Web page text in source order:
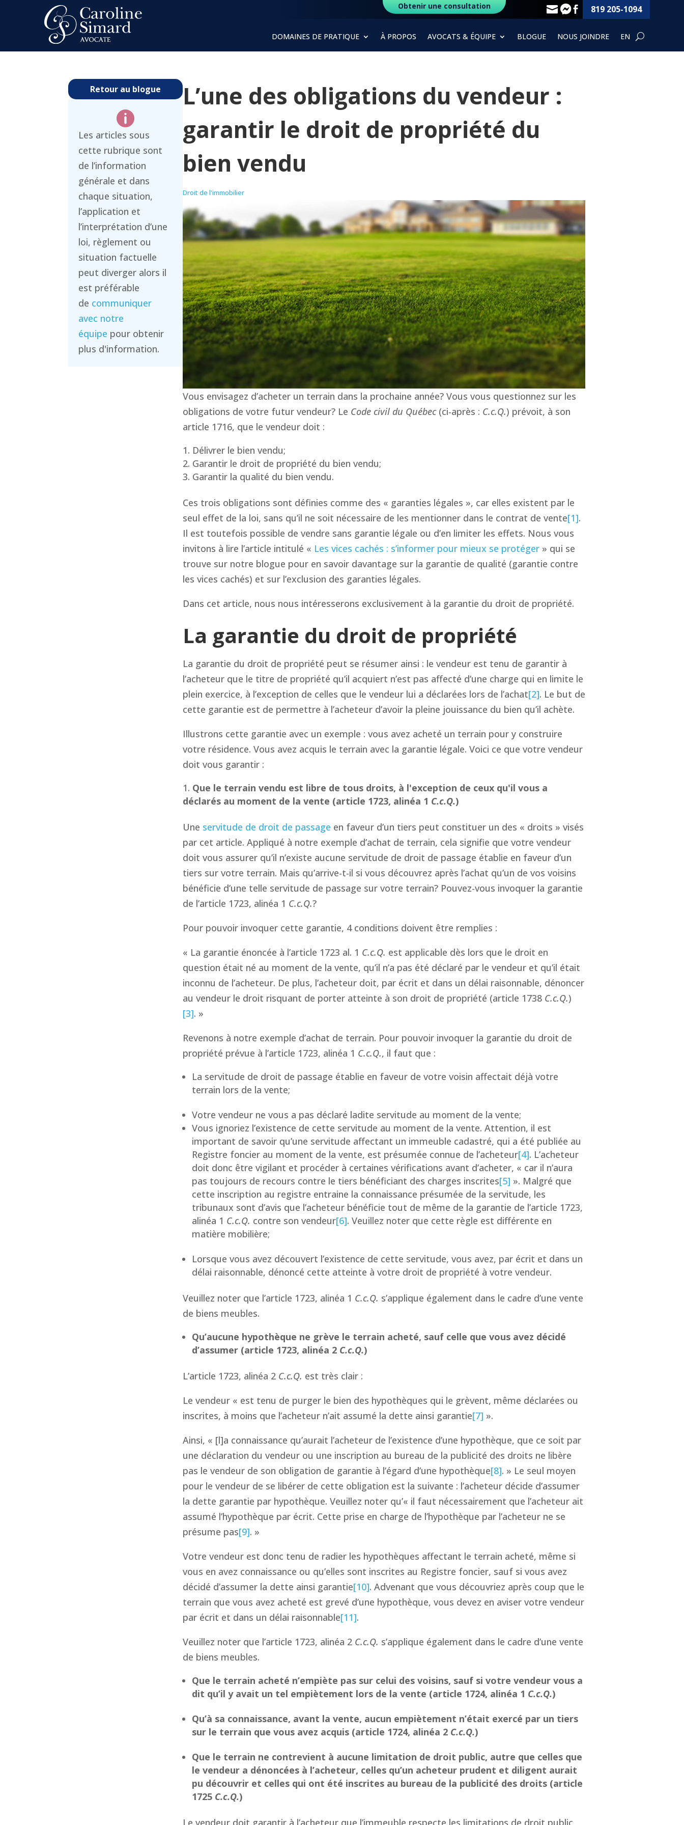
819 205-1094



Obtenir une consultation
DOMAINES DE PRATIQUE À PROPOS AVOCATS & ÉQUIPE BLOGUE NOUS JOINDRE EN
Retour au blogue

Les articles sous
cette rubrique sont
de l’information
générale et dans
chaque situation,
l’application et
l’interprétation d’une
loi, règlement ou
situation factuelle
peut diverger alors il
est préférable
de communiquer
avec notre
équipe pour obtenir
plus d'information.
L’une des obligations du vendeur :
garantir le droit de propriété du
bien vendu
Droit de l'immobilier
Vous envisagez d’acheter un terrain dans la prochaine année? Vous vous questionnez sur les
obligations de votre futur vendeur? Le Code civil du Québec(ci-après : C.c.Q.) prévoit, à son
article 1716, que le vendeur doit :
Délivrer le bien vendu;
Garantir le droit de propriété du bien vendu;
Garantir la qualité du bien vendu.
Ces trois obligations sont définies comme des « garanties légales », car elles existent par le
seul effet de la loi, sans qu’il ne soit nécessaire de les mentionner dans le contrat de vente[1].
Il est toutefois possible de vendre sans garantie légale ou d’en limiter les effets. Nous vous
invitons à lire l’article intitulé « Les vices cachés : s’informer pour mieux se protéger» qui se
trouve sur notre blogue pour en savoir davantage sur la garantie de qualité (garantie contre
les vices cachés) et sur l’exclusion des garanties légales.
Dans cet article, nous nous intéresserons exclusivement à la garantie du droit de propriété.
La garantie du droit de propriété
La garantie du droit de propriété peut se résumer ainsi : le vendeur est tenu de garantir à
l’acheteur que le titre de propriété qu’il acquiert n’est pas affecté d’une charge qui en limite le
plein exercice, à l’exception de celles que le vendeur lui a déclarées lors de l’achat[2]. Le but de
cette garantie est de permettre à l’acheteur d’avoir la pleine jouissance du bien qu’il achète.
Illustrons cette garantie avec un exemple : vous avez acheté un terrain pour y construire
votre résidence. Vous avez acquis le terrain avec la garantie légale. Voici ce que votre vendeur
doit vous garantir :
Que le terrain vendu est libre de tous droits, à l'exception de ceux qu'il vous a
déclarés au moment de la vente (article 1723, alinéa 1 C.c.Q.)
Une servitude de droit de passage en faveur d’un tiers peut constituer un des « droits » visés
par cet article. Appliqué à notre exemple d’achat de terrain, cela signifie que votre vendeur
doit vous assurer qu’il n’existe aucune servitude de droit de passage établie en faveur d’un
tiers sur votre terrain. Mais qu’arrive-t-il si vous découvrez après l’achat qu’un de vos voisins
bénéficie d’une telle servitude de passage sur votre terrain? Pouvez-vous invoquer la garantie
de l’article 1723, alinéa 1 C.c.Q.?
Pour pouvoir invoquer cette garantie, 4 conditions doivent être remplies :
« La garantie énoncée à l’article 1723 al. 1 C.c.Q. est applicable dès lors que le droit en
question était né au moment de la vente, qu’il n’a pas été déclaré par le vendeur et qu’il était
inconnu de l’acheteur. De plus, l’acheteur doit, par écrit et dans un délai raisonnable, dénoncer
au vendeur le droit risquant de porter atteinte à son droit de propriété (article 1738 C.c.Q.)
[3]. »
Revenons à notre exemple d’achat de terrain. Pour pouvoir invoquer la garantie du droit de
propriété prévue à l’article 1723, alinéa 1 C.c.Q., il faut que :
La servitude de droit de passage établie en faveur de votre voisin affectait déjà votre
terrain lors de la vente;
Votre vendeur ne vous a pas déclaré ladite servitude au moment de la vente;
Vous ignoriez l’existence de cette servitude au moment de la vente. Attention, il est
important de savoir qu’une servitude affectant un immeuble cadastré, qui a été publiée au
Registre foncier au moment de la vente, est présumée connue de l’acheteur[4]. L’acheteur
doit donc être vigilant et procéder à certaines vérifications avant d’acheter, « car il n’aura
pas toujours de recours contre le tiers bénéficiant des charges inscrites[5] ». Malgré que
cette inscription au registre entraine la connaissance présumée de la servitude, les
tribunaux sont d’avis que l’acheteur bénéficie tout de même de la garantie de l’article 1723,
alinéa 1 C.c.Q. contre son vendeur[6]. Veuillez noter que cette règle est différente en
matière mobilière;
Lorsque vous avez découvert l’existence de cette servitude, vous avez, par écrit et dans un
délai raisonnable, dénoncé cette atteinte à votre droit de propriété à votre vendeur.
Veuillez noter que l’article 1723, alinéa 1 C.c.Q. s’applique également dans le cadre d’une vente
de biens meubles.
Qu’aucune hypothèque ne grève le terrain acheté, sauf celle que vous avez décidé
d’assumer (article 1723, alinéa 2 C.c.Q.)
L’article 1723, alinéa 2 C.c.Q. est très clair :
Le vendeur « est tenu de purger le bien des hypothèques qui le grèvent, même déclarées ou
inscrites, à moins que l’acheteur n’ait assumé la dette ainsi garantie[7] ».
Ainsi, « [l]a connaissance qu’aurait l’acheteur de l’existence d’une hypothèque, que ce soit par
une déclaration du vendeur ou une inscription au bureau de la publicité des droits ne libère
pas le vendeur de son obligation de garantie à l’égard d’une hypothèque[8]. » Le seul moyen
pour le vendeur de se libérer de cette obligation est la suivante : l’acheteur décide d’assumer
la dette garantie par hypothèque. Veuillez noter qu’« il faut nécessairement que l’acheteur ait
assumé l’hypothèque par écrit. Cette prise en charge de l’hypothèque par l’acheteur ne se
présume pas[9]. »
Votre vendeur est donc tenu de radier les hypothèques affectant le terrain acheté, même si
vous en avez connaissance ou qu’elles sont inscrites au Registre foncier, sauf si vous avez
décidé d’assumer la dette ainsi garantie[10]. Advenant que vous découvriez après coup que le
terrain que vous avez acheté est grevé d’une hypothèque, vous devez en aviser votre vendeur
par écrit et dans un délai raisonnable[11].
Veuillez noter que l’article 1723, alinéa 2 C.c.Q. s’applique également dans le cadre d’une vente
de biens meubles.
Que le terrain acheté n’empiète pas sur celui des voisins, sauf si votre vendeur vous a
dit qu’il y avait un tel empiètement lors de la vente (article 1724, alinéa 1 C.c.Q.)
Qu’à sa connaissance, avant la vente, aucun empiètement n’était exercé par un tiers
sur le terrain que vous avez acquis (article 1724, alinéa 2 C.c.Q.)
Que le terrain ne contrevient à aucune limitation de droit public, autre que celles que
le vendeur a dénoncées à l’acheteur, celles qu’un acheteur prudent et diligent aurait
pu découvrir et celles qui ont été inscrites au bureau de la publicité des droits (article
1725 C.c.Q.)
Le vendeur doit garantir à l’acheteur que l’immeuble respecte les limitations de droit public,